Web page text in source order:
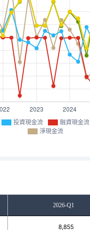
投資現金流 融資現金流
淨現金流
2026-Q1
8,855